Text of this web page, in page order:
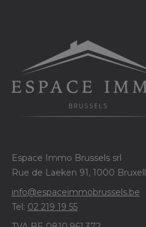
Espace Immo Brussels srl
Rue de Laeken 91, 1000
info@espaceimmobrussels.be
Tel: 02 219 19 55